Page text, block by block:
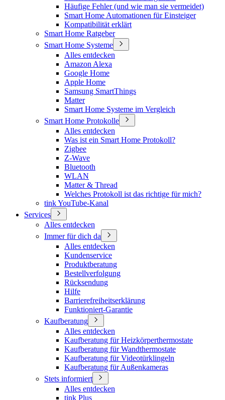
Häufige Fehler (und wie man sie vermeidet)
Smart Home Automationen für Einsteiger
Kompatibilität erklärt
Smart Home Ratgeber
Smart Home Systeme
Alles entdecken
Amazon Alexa
Google Home
Apple Home
Samsung SmartThings
Matter
Smart Home Systeme im Vergleich
Smart Home Protokolle
Alles entdecken
Was ist ein Smart Home Protokoll?
Zigbee
Z-Wave
Bluetooth
WLAN
Matter & Thread
Welches Protokoll ist das richtige für mich?
tink YouTube-Kanal
Services
Alles entdecken
Immer für dich da
Alles entdecken
Kundenservice
Produktberatung
Bestellverfolgung
Rücksendung
Hilfe
Barrierefreiheitserklärung
Funktioniert-Garantie
Kaufberatung
Alles entdecken
Kaufberatung für Heizkörperthermostate
Kaufberatung für Wandthermostate
Kaufberatung für Videotürklingeln
Kaufberatung für Außenkameras
Stets informiert
Alles entdecken
tink Plus